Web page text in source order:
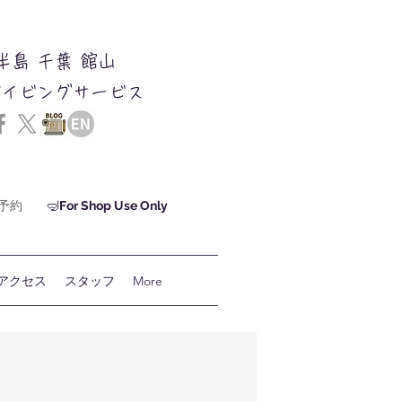
島 千葉 館山
ビングサービス
約 🤿For Shop Use Only
クセス スタッフ More